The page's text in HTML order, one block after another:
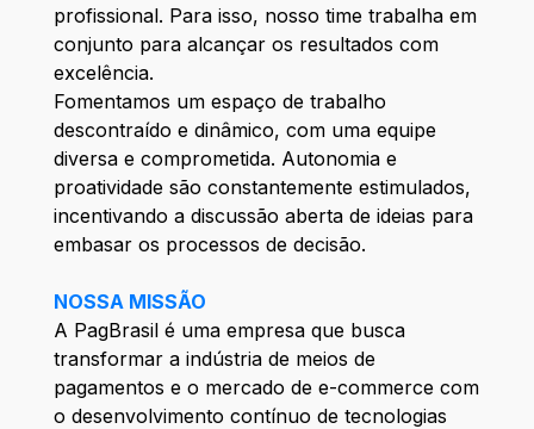
profissional. Para isso, nosso time trabalha em
conjunto para alcançar os resultados com
excelência.
Fomentamos um espaço de trabalho
descontraído e dinâmico, com uma equipe
diversa e comprometida. Autonomia e
proatividade são constantemente estimulados,
incentivando a discussão aberta de ideias para
embasar os processos de decisão.
NOSSA MISSÃO
A PagBrasil é uma empresa que busca
transformar a indústria de meios de
pagamentos e o mercado de e-commerce com
o desenvolvimento contínuo de tecnologias